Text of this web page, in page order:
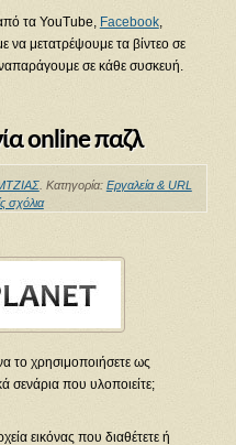
τα YouTube, Facebook,
μετατρέψουμε τα βίντεο σε
σε κάθε συσκευή.
online παζλ
. Κατηγορία: Εργαλεία & URL
σχόλια
το χρησιμοποιήσετε ως
σενάρια που υλοποιείτε;
εικόνας που διαθέτετε ή